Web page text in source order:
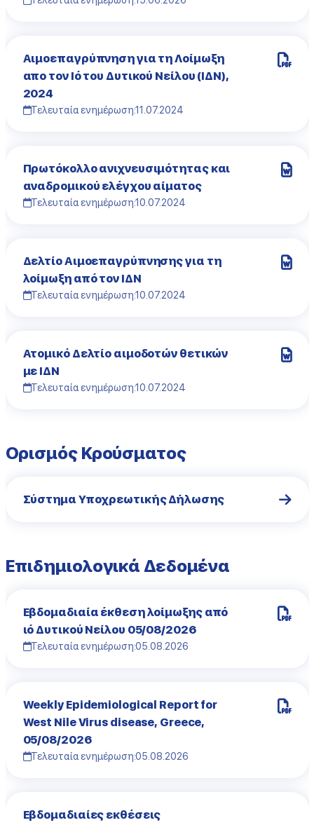
Αιμοεπαγρύπνηση για τη Λοίμωξη
απο τον Ιό του Δυτικού Νείλου (ΙΔΝ),
2024
Τελευταία ενημέρωση:11.07.2024
Πρωτόκολλο ανιχνευσιμότητας και
αναδρομικού ελέγχου αίματος
Τελευταία ενημέρωση:10.07.2024
Δελτίο Αιμοεπαγρύπνησης για τη
λοίμωξη από τον ΙΔΝ
Τελευταία ενημέρωση:10.07.2024
Ατομικό Δελτίο αιμοδοτών θετικών
με ΙΔΝ
Τελευταία ενημέρωση:10.07.2024
Ορισμός Κρούσματος
Σύστημα Υποχρεωτικής Δήλωσης
Επιδημιολογικά Δεδομένα
Εβδομαδιαία έκθεση λοίμωξης από
ιό Δυτικού Νείλου 05/08/2026
Τελευταία ενημέρωση:05.08.2026
Weekly Epidemiological Report for
West Nile Virus disease, Greece,
05/08/2026
Τελευταία ενημέρωση:05.08.2026
Εβδομαδιαίες εκθέσεις